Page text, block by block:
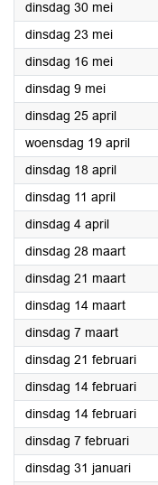
dinsdag 30 mei2023
dinsdag 23 mei2023
dinsdag 16 mei2023
dinsdag 9 mei2023
dinsdag 25 april2023
woensdag 19 april2023
dinsdag 18 april2023
dinsdag 11 april2023
dinsdag 4 april2023
dinsdag 28 maart2023
dinsdag 21 maart2023
dinsdag 14 maart2023
dinsdag 7 maart2023
dinsdag 21 februari2023
dinsdag 14 februari2023
dinsdag 14 februari2023
dinsdag 7 februari2023
dinsdag 31 januari2023